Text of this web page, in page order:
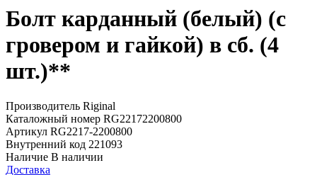
Болт карданный (белый) (с
гровером и гайкой) в сб. (4
шт.)**
Производитель Riginal
Каталожный номер RG22172200800
Артикул RG2217-2200800
Внутренний код 221093
Наличие В наличии
Доставка